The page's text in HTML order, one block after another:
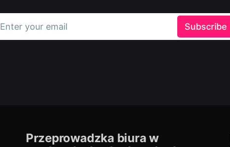
Enter your email Subscribe
Przeprowadzka biura w